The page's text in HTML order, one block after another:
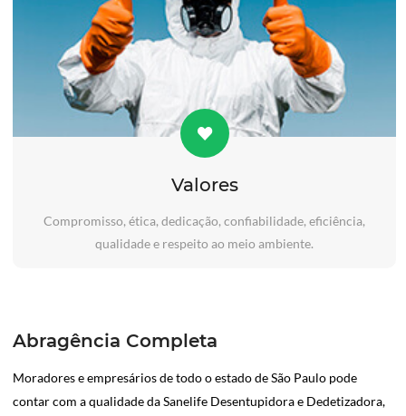
Valores
Compromisso, ética, dedicação, confiabilidade, eficiência,
qualidade e respeito ao meio ambiente.
Abragência Completa
Moradores e empresários de todo o estado de São Paulo pode
contar com a qualidade da Sanelife Desentupidora e Dedetizadora,